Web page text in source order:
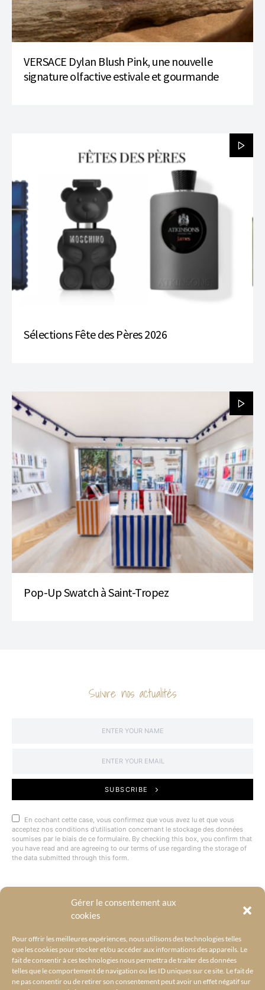
Gérer le consentement aux
cookies
Pour offrir les meilleures expériences, nous utilisons des technologies telles
que les cookies pour stocker et/ou accéder aux informations des appareils. Le
fait de consentir à ces technologies nous permettra de traiter des données
telles que le comportement de navigation ou les ID uniques sur ce site. Le fait de
ne pas consentir ou de retirer son consentement peut avoir un effet négatif sur
VERSACE Dylan Blush Pink, une nouvelle
signature olfactive estivale et gourmande
Sélections Fête des Pères 2026
Pop-Up Swatch à Saint-Tropez
Suivre nos actualités
SUBSCRIBE
En cochant cette case, vous confirmez que vous avez lu et que vous
acceptez nos conditions d'utilisation concernant le stockage des données
soumises par le biais de ce formulaire. By checking this box, you confirm that
you have read and are agreeing to our terms of use regarding the storage of
the data submitted through this form.
@BYRACKEL